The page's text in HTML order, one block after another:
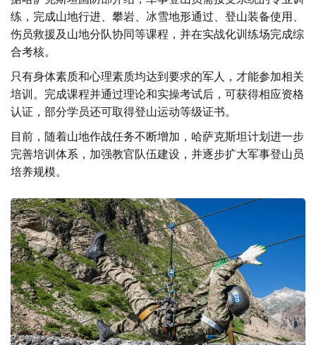
练，完成山地行进、攀岩、冰雪地形通过、登山装备使用、
伤员救援及山地分队协同等课程，并在实战化训练场完成综
合考核。
只有身体素质和心理素质均达到要求的军人，才能参加相关
培训。完成课程并通过理论和实操考试后，可获得相应资格
认证，部分学员还可取得登山运动等级证书。
目前，随着山地作战任务不断增加，哈萨克斯坦计划进一步
完善培训体系，加强教官队伍建设，并逐步扩大军事登山员
培养规模。